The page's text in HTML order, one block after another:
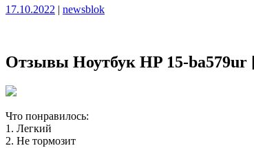
Опубликовано
17.10.2022 | Опубликовано
newsblok
Отзывы Ноутбук HP 15-ba579ur
Что понравилось:
1. Легкий
2. Не тормозит